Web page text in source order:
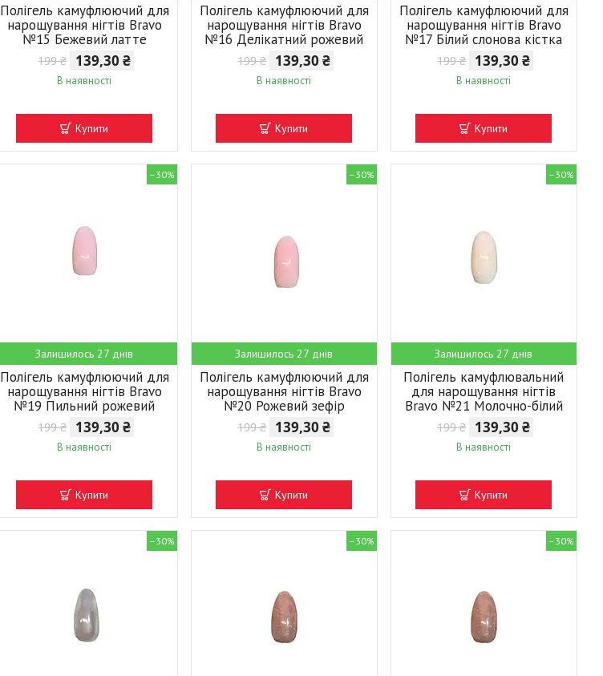
Полігель камуфлюючий для
нарощування нігтів Bravo
№15 Бежевий латте
199 ₴ 139,30 ₴
В наявності
Купити
Полігель камуфлюючий для
нарощування нігтів Bravo
№16 Делікатний рожевий
199 ₴ 139,30 ₴
В наявності
Купити
Полігель камуфлюючий для
нарощування нігтів Bravo
№17 Білий слонова кістка
199 ₴ 139,30 ₴
В наявності
Купити
–30%
Залишилось 27 днів
Полігель камуфлюючий для
нарощування нігтів Bravo
№19 Пильний рожевий
199 ₴ 139,30 ₴
В наявності
Купити
–30%
Залишилось 27 днів
Полігель камуфлюючий для
нарощування нігтів Bravo
№20 Рожевий зефір
199 ₴ 139,30 ₴
В наявності
Купити
–30%
Залишилось 27 днів
Полігель камуфлювальний
для нарощування нігтів
Bravo №21 Молочно-білий
199 ₴ 139,30 ₴
В наявності
Купити
–30% –30% –30%